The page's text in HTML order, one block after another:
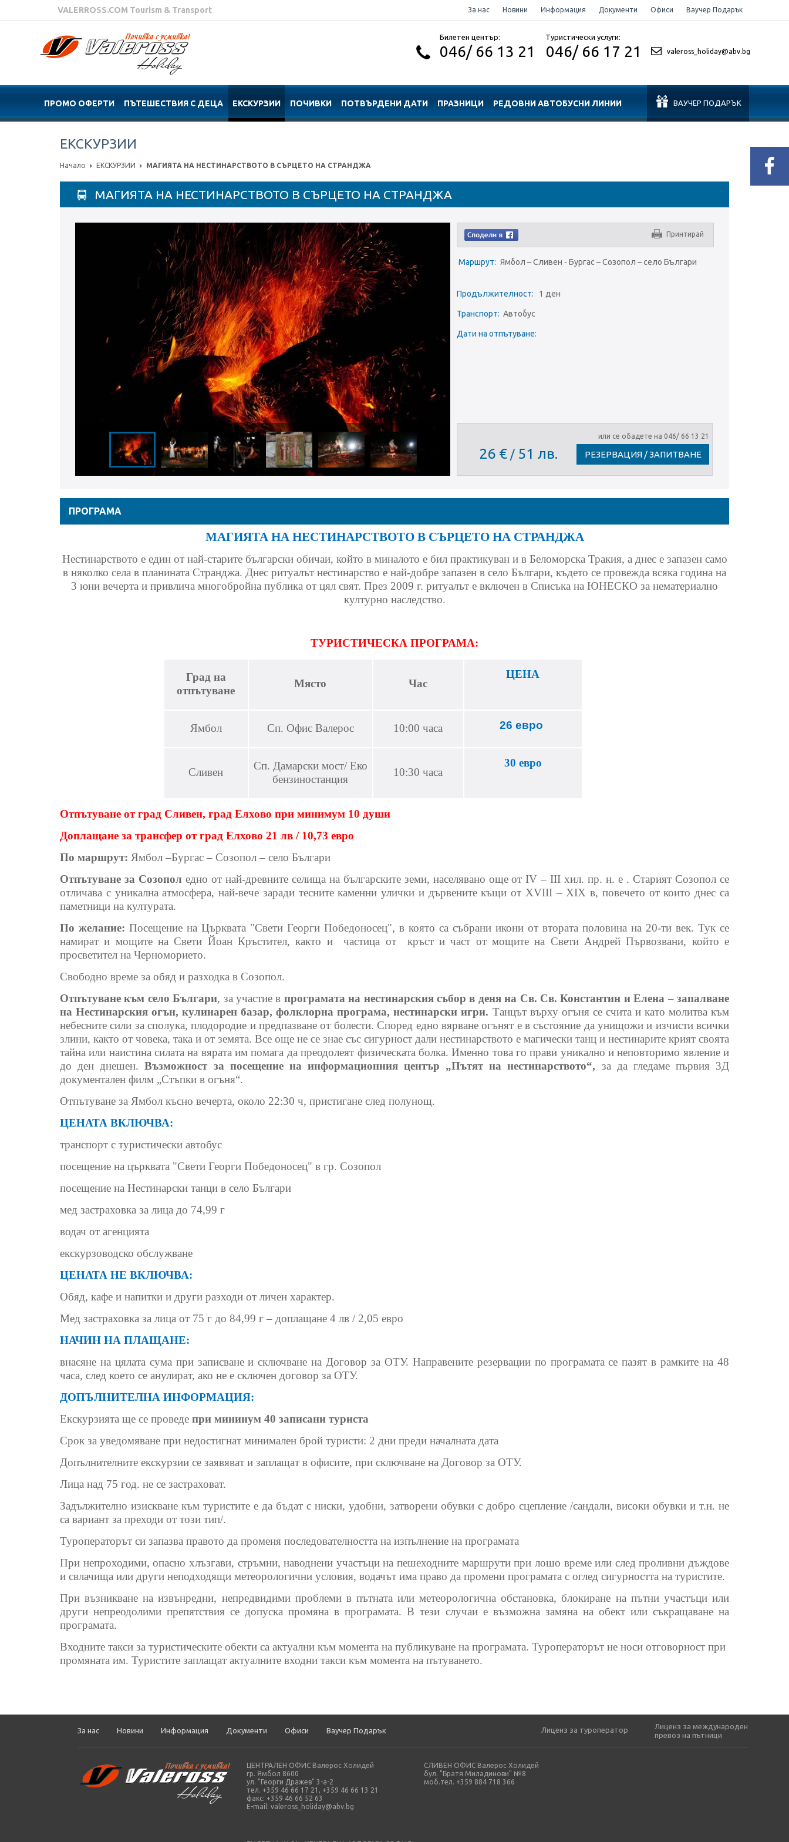
VALERROSS.COM Tourism & Transport За нас Новини Информация Документи Офиси Ваучер Подарък
valeross_holiday@abv.bg
Билетен център: Туристически услуги:
046/ 66 13 21 046/ 66 17 21
ПРОМО ОФЕРТИ ПЪТЕШЕСТВИЯ С ДЕЦА ЕКСКУРЗИИ ПОЧИВКИ ПОТВЪРДЕНИ ДАТИ ПРАЗНИЦИ РЕДОВНИ АВТОБУСНИ ЛИНИИ ВАУЧЕР ПОДАРЪК
ЕКСКУРЗИИ
Начало ЕКСКУРЗИИ МАГИЯТА НА НЕСТИНАРСТВОТО В СЪРЦЕТО НА СТРАНДЖА
МАГИЯТА НА НЕСТИНАРСТВОТО В СЪРЦЕТО НА СТРАНДЖА
Принтирай
Маршрут: Ямбол – Сливен - Бургас – Созопол – село Българи
Продължителност: 1 ден
Транспорт: Автобус
Дати на отпътуване:
26 €/ 51 лв.
или се обадете на 046/ 66 13 21
РЕЗЕРВАЦИЯ / ЗАПИТВАНЕ
ПРОГРАМА
МАГИЯТА НА НЕСТИНАРСТВОТО В СЪРЦЕТО НА СТРАНДЖА
Нестинарството е един от най-старите български обичаи, който в миналото е бил практикуван и в Беломорска Тракия, а днес е запазен само
в няколко села в планината Странджа. Днес ритуалът нестинарство е най-добре запазен в село Българи, където се провежда всяка година на
3 юни вечерта и привлича многобройна публика от цял свят. През 2009 г. ритуалът е включен в Списъка на ЮНЕСКО за нематериално
културно наследство.
ТУРИСТИЧЕСКА ПРОГРАМА:
Град на
отпътуване
Място Час
ЦЕНА
Ямбол Сп. Офис Валерос 10:00 часа 26 евро
Сливен
Сп. Дамарски мост/ Еко
бензиностанция
10:30 часа
30 евро
Отпътуване от град Сливен, град Елхово при минимум 10 души
Доплащане за трансфер от град Елхово 21 лв / 10,73 евро
По маршрут: Ямбол –Бургас – Созопол – село Българи
Отпътуване за Созопол едно от най-древните селища на българските земи, населявано още от ІV – ІІІ хил. пр. н. е . Старият Созопол се
отличава с уникална атмосфера, най-вече заради тесните каменни улички и дървените къщи от ХVІІІ – ХІХ в, повечето от които днес са
паметници на културата.
По желание: Посещение на Църквата "Свети Георги Победоносец", в която са събрани икони от втората половина на 20-ти век. Тук се
намират и мощите на Свети Йоан Кръстител, както и частица от кръст и част от мощите на Свети Андрей Първозвани, който е
просветител на Черноморието.
Свободно време за обяд и разходка в Созопол.
Отпътуване към село Българи, за участие в програмата на нестинарския събор в деня на Св. Св. Константин и Елена –запалване
на Нестинарския огън, кулинарен базар, фолклорна програма, нестинарски игри. Танцът върху огъня се счита и като молитва към
небесните сили за сполука, плодородие и предпазване от болести. Според едно вярване огънят е в състояние да унищожи и изчисти всички
злини, както от човека, така и от земята. Все още не се знае със сигурност дали нестинарството е магически танц и нестинарите крият своята
тайна или наистина силата на вярата им помага да преодолеят физическата болка. Именно това го прави уникално и неповторимо явление и
до ден днешен.Възможност за посещение на информационния център „Пътят на нестинарството“, за да гледаме първия 3Д
документален филм „Стъпки в огъня“.
Отпътуване за Ямбол късно вечерта, около 22:30 ч, пристигане след полунощ.
ЦЕНАТА ВКЛЮЧВА:
транспорт с туристически автобус
посещение на църквата "Свети Георги Победоносец" в гр. Созопол
посещение на Нестинарски танци в село Българи
мед застраховка за лица до 74,99 г
водач от агенцията
екскурзоводско обслужване
ЦЕНАТА НЕ ВКЛЮЧВА:
Обяд, кафе и напитки и други разходи от личен характер.
Мед застраховка за лица от 75 г до 84,99 г – доплащане 4 лв / 2,05 евро
НАЧИН НА ПЛАЩАНЕ:
внасяне на цялата сума при записване и сключване на Договор за ОТУ. Направените резервации по програмата се пазят в рамките на 48
часа, след което се анулират, ако не е сключен договор за ОТУ.
ДОПЪЛНИТЕЛНА ИНФОРМАЦИЯ:
Екскурзията ще се проведе при мининум 40 записани туриста
Срок за уведомяване при недостигнат минимален брой туристи: 2 дни преди началната дата
Допълнителните екскурзии се заявяват и заплащат в офисите, при сключване на Договор за ОТУ.
Лица над 75 год. не се застраховат.
Задължително изискване към туристите е да бъдат с ниски, удобни, затворени обувки с добро сцепление /сандали, високи обувки и т.н. не
са вариант за преходи от този тип/.
Туроператорът си запазва правото да променя последователността на изпълнение на програмата
При непроходими, опасно хлъзгави, стръмни, наводнени участъци на пешеходните маршрути при лошо време или след проливни дъждове
и свлачища или други неподходящи метеорологични условия, водачът има право да промени програмата с оглед сигурността на туристите.
При възникване на извънредни, непредвидими проблеми в пътната или метеорологична обстановка, блокиране на пътни участъци или
други непреодолими препятствия се допуска промяна в програмата. В тези случаи е възможна замяна на обект или съкращаване на
програмата.
Входните такси за туристическите обекти са актуални към момента на публикуване на програмата. Туроператорът не носи отговорност при
промяната им. Туристите заплащат актуалните входни такси към момента на пътуването.
За нас Новини Информация Документи Офиси Ваучер Подарък
Лиценз за международен
превоз на пътници
Лиценз за туроператор
ЦЕНТРАЛЕН ОФИС Валерос Холидей
гр. Ямбол 8600
ул. "Георги Дражев" 3-а-2
тел. +359 46 66 17 21, +359 46 66 13 21
факс: +359 46 66 52 63
E-mail: valeross_holiday@abv.bg
СЛИВЕН ОФИС Валерос Холидей
бул. "Братя Миладинови" №8
моб.тел. +359 884 718 366